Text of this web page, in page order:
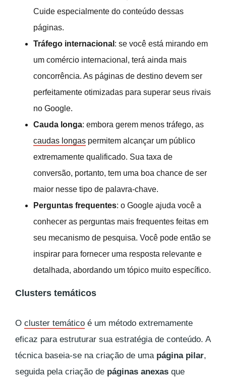
Cuide especialmente do conteúdo dessas
páginas.
Tráfego internacional : se você está mirando em
um comércio internacional, terá ainda mais
concorrência. As páginas de destino devem ser
perfeitamente otimizadas para superar seus rivais
no Google.
Cauda longa: embora gerem menos tráfego, as
caudas longas permitem alcançar um público
extremamente qualificado. Sua taxa de
conversão, portanto, tem uma boa chance de ser
maior nesse tipo de palavra-chave.
Perguntas frequentes: o Google ajuda você a
conhecer as perguntas mais frequentes feitas em
seu mecanismo de pesquisa. Você pode então se
inspirar para fornecer uma resposta relevante e
detalhada, abordando um tópico muito específico.
Clusters temáticos
O cluster temático é um método extremamente
eficaz para estruturar sua estratégia de conteúdo. A
técnica baseia-se na criação de uma página pilar,
seguida pela criação de páginas anexas que